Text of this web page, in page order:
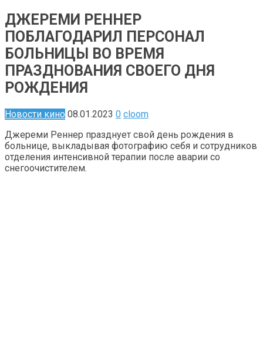
ДЖЕРЕМИ РЕННЕР
ПОБЛАГОДАРИЛ ПЕРСОНАЛ
БОЛЬНИЦЫ ВО ВРЕМЯ
ПРАЗДНОВАНИЯ СВОЕГО ДНЯ
РОЖДЕНИЯ
Новости кино 08.01.2023 0 cloom
Джереми Реннер празднует свой день рождения в
больнице, выкладывая фотографию себя и сотрудников
отделения интенсивной терапии после аварии со
снегоочистителем.